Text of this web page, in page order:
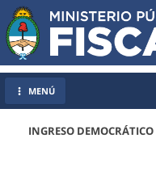
INGRESO DEMOCRÁTICO
MENÚ